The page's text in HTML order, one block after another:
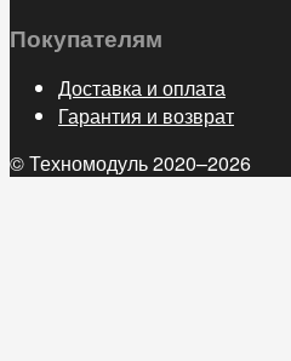
Покупателям
Доставка и оплата
Гарантия и возврат
© Техномодуль 2020–2026